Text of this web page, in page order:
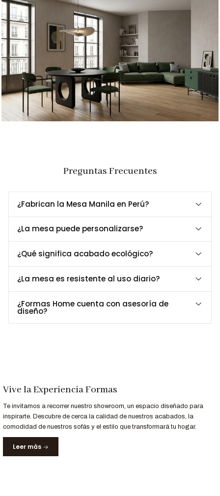
Preguntas Frecuentes
¿Fabrican la Mesa Manila en Perú?
¿La mesa puede personalizarse?
¿Qué significa acabado ecológico?
¿La mesa es resistente al uso diario?
¿Formas Home cuenta con asesoría de
diseño?
Vive la Experiencia Formas
Te invitamos a recorrer nuestro showroom, un espacio diseñado para
inspirarte. Descubre de cerca la calidad de nuestros acabados, la
comodidad de nuestros sofás y el estilo que transformará tu hogar.
Leer más